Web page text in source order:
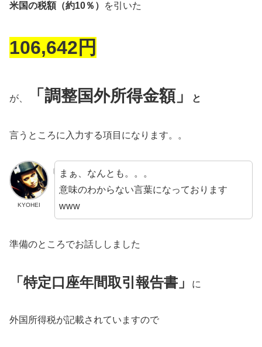
米国の税額（約10％） を引いた
106,642円
が、 「調整国外所得金額」 と
言うところに入力する項目になります。。
KYOHEI
まぁ、なんとも。。。
意味のわからない言葉になっております
www
準備のところでお話ししました
「特定口座年間取引報告書」 に
外国所得税が記載されていますので